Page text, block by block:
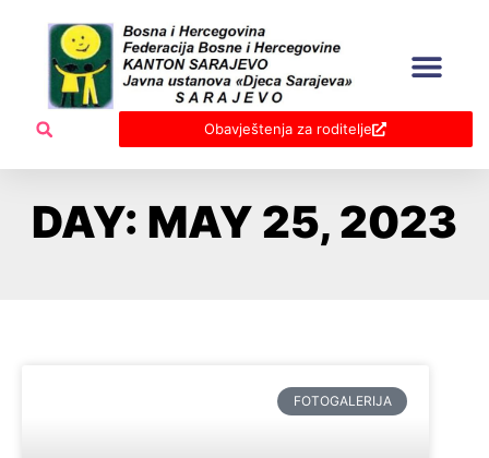
content
Obavještenja za roditelje
DAY: MAY 25, 2023
FOTOGALERIJA